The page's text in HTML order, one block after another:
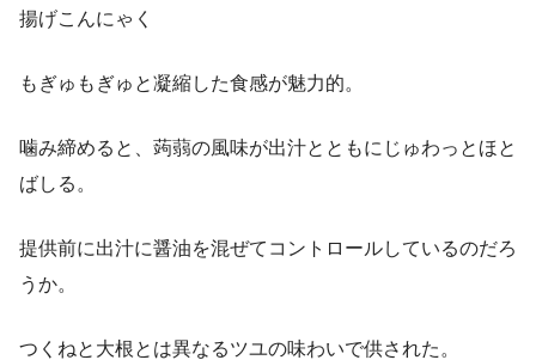
揚げこんにゃく
もぎゅもぎゅと凝縮した食感が魅力的。
噛み締めると、蒟蒻の風味が出汁とともにじゅわっとほと
ばしる。
提供前に出汁に醤油を混ぜてコントロールしているのだろ
うか。
つくねと大根とは異なるツユの味わいで供された。